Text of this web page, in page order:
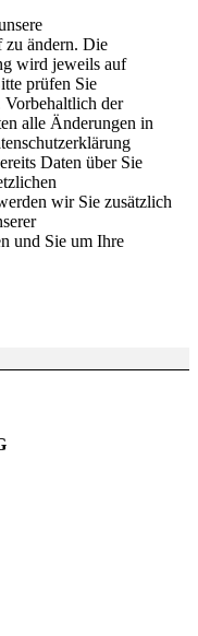
zu ändern. Die
wird jeweils auf
prüfen Sie
Vorbehaltlich der
alle Änderungen in
Daten über Sie
wir Sie zusätzlich
und Sie um Ihre